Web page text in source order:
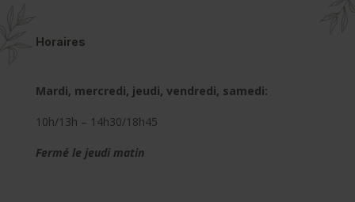
Horaires
Mardi, mercredi, jeudi, vendredi, samedi:
10h/13h – 14h30/18h45
Fermé le jeudi matin